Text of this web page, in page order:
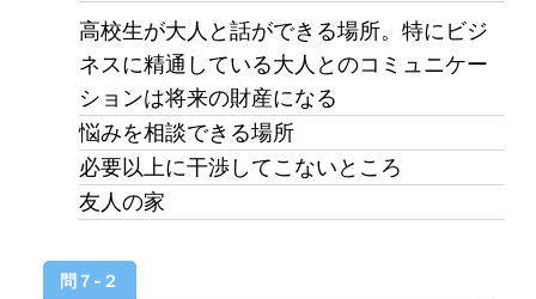
高校生が大人と話ができる場所。特にビジ
ネスに精通している大人とのコミュニケー
ションは将来の財産になる
悩みを相談できる場所
必要以上に干渉してこないところ
友人の家
問７-２